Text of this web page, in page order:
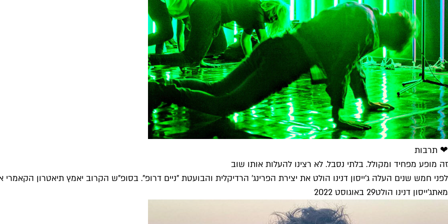
❤ תרבות
זה מופע מפחיד ומקולל. בלתי נסבל. לא רצינו להעלות אותו שוב
לפני חמש שנים העלה ג'ייסון דנינו הולט את יצירת הפרינג' הרדיקלית והבועטת "ניים דרופ". בסופ"ש הקרוב יאמץ תיאטרון
מאתג'ייסון דנינו הולט29 באוגוסט 2022